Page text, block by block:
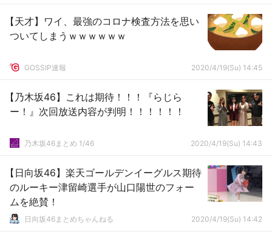
【天才】ワイ、最強のコロナ検査方法を思い
ついてしまうｗｗｗｗｗｗ
GOSSIP速報 2020/4/19(Su) 14:45
【乃木坂46】これは期待！！！『らじら
ー！』次回放送内容が判明！！！！！！
乃木坂46まとめ 1/46 2020/4/19(Su) 14:43
【日向坂46】楽天ゴールデンイーグルス期待
のルーキー津留崎選手が山口陽世のフォー
ムを絶賛！
日向坂46まとめちゃんねる 2020/4/19(Su) 14:42